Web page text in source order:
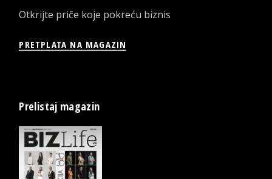
Otkrijte priče koje pokreću biznis
PRETPLATA NA MAGAZIN
Prelistaj magazin